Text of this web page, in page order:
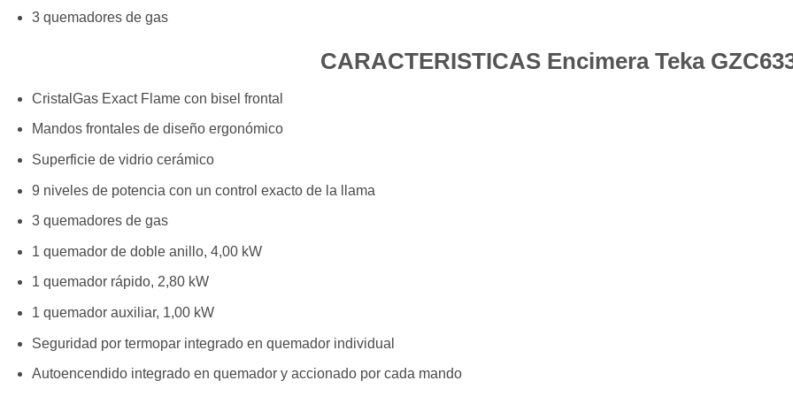
3 quemadores de gas
CARACTERISTICAS Encimera Teka
CristalGas Exact Flame con bisel frontal
Mandos frontales de diseño ergonómico
Superficie de vidrio cerámico
9 niveles de potencia con un control exacto de la llama
3 quemadores de gas
1 quemador de doble anillo, 4,00 kW
1 quemador rápido, 2,80 kW
1 quemador auxiliar, 1,00 kW
Seguridad por termopar integrado en quemador individual
Autoencendido integrado en quemador y accionado por cada mando